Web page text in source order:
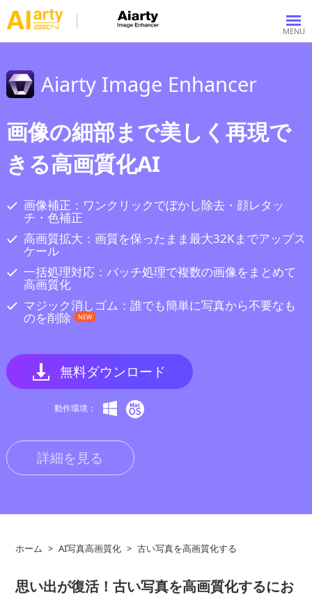
Aiarty Image Enhancer
画像の細部まで美しく再現で
きる高画質化AI
画像補正：ワンクリックでぼかし除去・顔レタッ
チ・色補正
高画質拡大：画質を保ったまま最大32Kまでアップス
ケール
一括処理対応：バッチ処理で複数の画像をまとめて
高画質化
マジック消しゴム：誰でも簡単に写真から不要なも
のを削除 NEW
無料ダウンロード
動作環境：
詳細を見る
ホーム > AI写真高画質化 > 古い写真を高画質化する
思い出が復活！古い写真を高画質化するにお